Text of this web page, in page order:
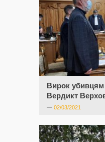
Вирок убивцям
Вердикт
— 02/03/2021